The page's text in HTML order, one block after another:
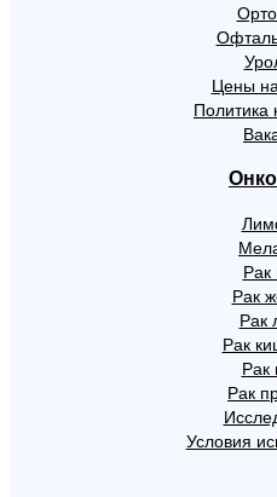
Цены
Политика
Рак
Рак
Рак
Рак
Рак
Рак
Условия